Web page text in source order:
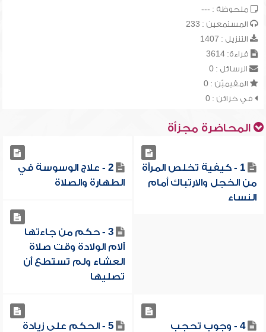
ملحوظة : ---
المستمعين : 233
التنزيل : 1407
قراءة: 3614
الرسائل : 0
المقيميّن : 0
في خزائن : 0
المحاضرة مجزأة
1 - كيفية تخلص المرأة
من الخجل والارتباك أمام
النساء
2 - علاج الوسوسة في
الطهارة والصلاة
3 - حكم من جاءتها
آلام الولادة وقت صلاة
العشاء ولم تستطع أن
تصليها
4 - وجوب تحجب
5 - الحكم على زيادة